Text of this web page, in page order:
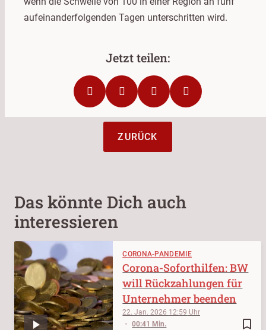
aufeinanderfolgenden Tagen unterschritten wird.
ZURÜCK
Das könnte Dich auch
interessieren
CORONA-PANDEMIE
bookmark_border
22. Jan. 2026 12:59
00:41 Min.
Corona-Soforthilfen: BW
will Rückzahlungen für
Unternehmer beenden